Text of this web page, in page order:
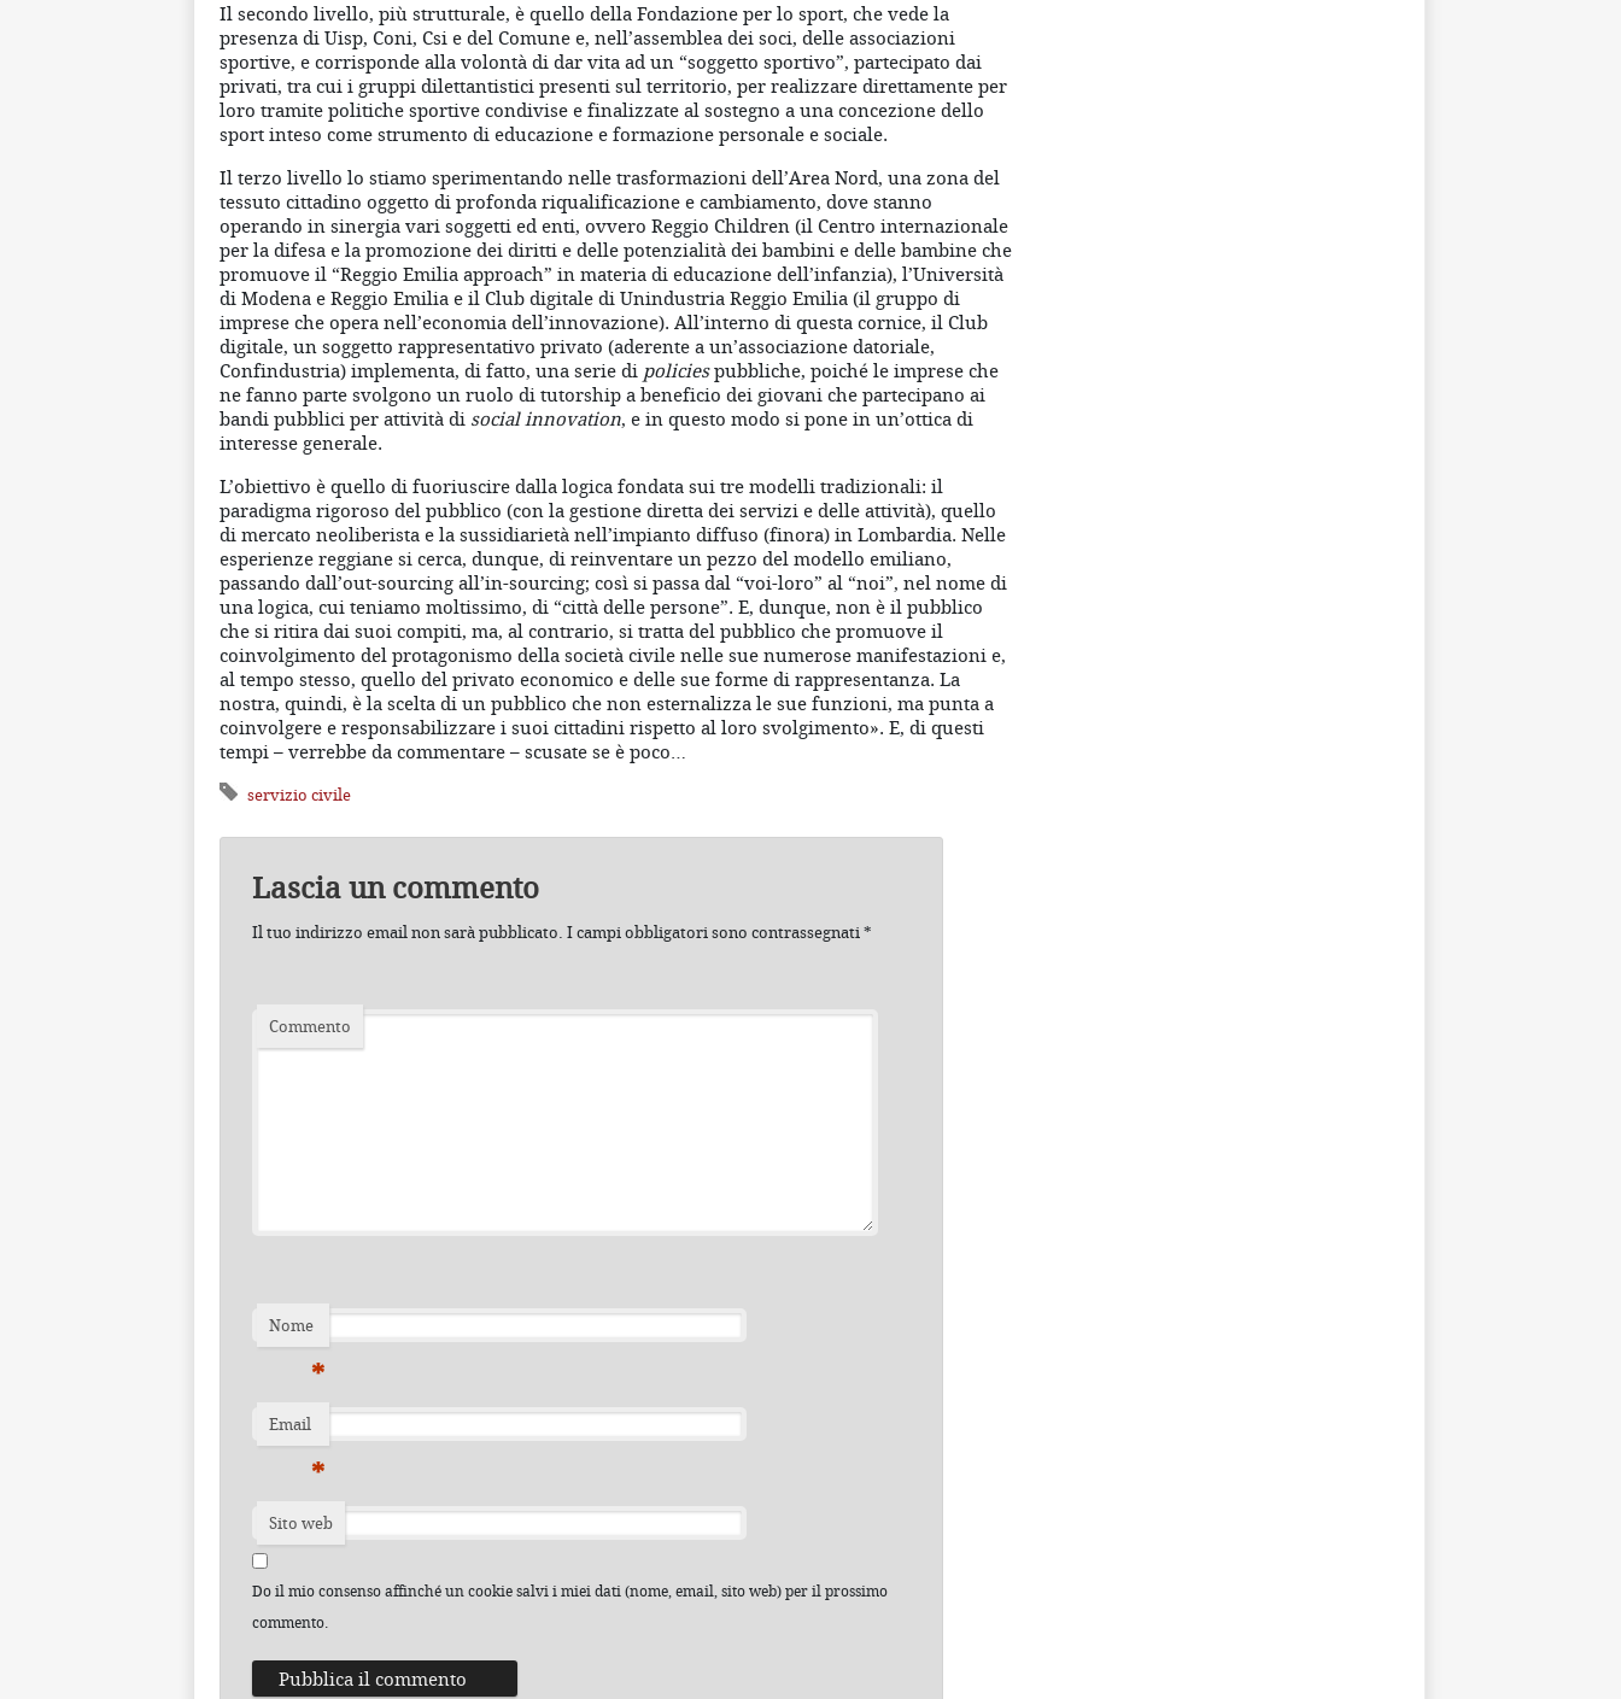
Il secondo livello, più strutturale, è quello della Fondazione per lo sport, che vede la
presenza di Uisp, Coni, Csi e del Comune e, nell’assemblea dei soci, delle associazioni
sportive, e corrisponde alla volontà di dar vita ad un “soggetto sportivo”, partecipato dai
privati, tra cui i gruppi dilettantistici presenti sul territorio, per realizzare direttamente per
loro tramite politiche sportive condivise e finalizzate al sostegno a una concezione dello
sport inteso come strumento di educazione e formazione personale e sociale.
Il terzo livello lo stiamo sperimentando nelle trasformazioni dell’Area Nord, una zona del
tessuto cittadino oggetto di profonda riqualificazione e cambiamento, dove stanno
operando in sinergia vari soggetti ed enti, ovvero Reggio Children (il Centro internazionale
per la difesa e la promozione dei diritti e delle potenzialità dei bambini e delle bambine che
promuove il “Reggio Emilia approach” in materia di educazione dell’infanzia), l’Università
di Modena e Reggio Emilia e il Club digitale di Unindustria Reggio Emilia (il gruppo di
imprese che opera nell’economia dell’innovazione). All’interno di questa cornice, il Club
digitale, un soggetto rappresentativo privato (aderente a un’associazione datoriale,
Confindustria) implementa, di fatto, una serie di policiespubbliche, poiché le imprese che
ne fanno parte svolgono un ruolo di tutorship a beneficio dei giovani che partecipano ai
bandi pubblici per attività di social innovation, e in questo modo si pone in un’ottica di
interesse generale.
L’obiettivo è quello di fuoriuscire dalla logica fondata sui tre modelli tradizionali: il
paradigma rigoroso del pubblico (con la gestione diretta dei servizi e delle attività), quello
di mercato neoliberista e la sussidiarietà nell’impianto diffuso (finora) in Lombardia. Nelle
esperienze reggiane si cerca, dunque, di reinventare un pezzo del modello emiliano,
passando dall’out-sourcing all’in-sourcing; così si passa dal “voi-loro” al “noi”, nel nome di
una logica, cui teniamo moltissimo, di “città delle persone”. E, dunque, non è il pubblico
che si ritira dai suoi compiti, ma, al contrario, si tratta del pubblico che promuove il
coinvolgimento del protagonismo della società civile nelle sue numerose manifestazioni e,
al tempo stesso, quello del privato economico e delle sue forme di rappresentanza. La
nostra, quindi, è la scelta di un pubblico che non esternalizza le sue funzioni, ma punta a
coinvolgere e responsabilizzare i suoi cittadini rispetto al loro svolgimento». E, di questi
tempi – verrebbe da commentare – scusate se è poco…
servizio civile
Lascia un commento
Il tuo indirizzo email non sarà pubblicato. I campi obbligatori sono contrassegnati*
Commento
Nome
*
Email
*
Sito web
Do il mio consenso affinché un cookie salvi i miei dati (nome, email, sito web) per il prossimo
commento.